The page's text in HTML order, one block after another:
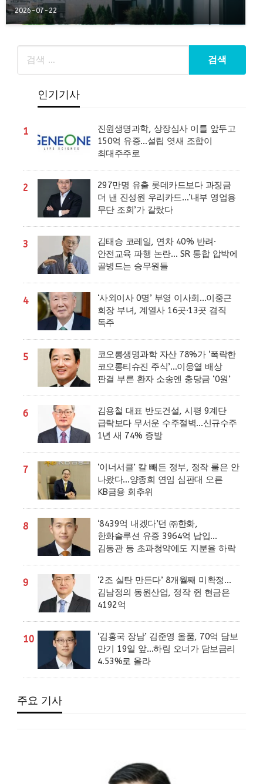
2026-07-22
인기기사
1
진원생명과학, 상장심사 이틀 앞두고
150억 유증…설립 엿새 조합이
최대주주로
2
297만명 유출 롯데카드보다 과징금
더 낸 진성원 우리카드…’내부 영업용
무단 조회’가 갈랐다
3
김태승 코레일, 연차 40% 반려·
안전교육 파행 논란… SR 통합 압박에
골병드는 승무원들
4
‘사외이사 0명’ 부영 이사회…이중근
회장 부녀, 계열사 16곳·13곳 겸직
독주
5
코오롱생명과학 자산 78%가 ‘폭락한
코오롱티슈진 주식’…이웅열 배상
판결 부른 환자 소송엔 충당금 ‘0원’
6
김용철 대표 반도건설, 시평 9계단
급락보다 무서운 수주절벽…신규수주
1년 새 74% 증발
7
‘이너서클’ 칼 빼든 정부, 정작 룰은 안
나왔다…양종희 연임 심판대 오른
KB금융 회추위
8
‘8439억 내겠다’던 ㈜한화,
한화솔루션 유증 3964억 납입…
김동관 등 초과청약에도 지분율 하락
9
‘2조 실탄 만든다’ 8개월째 미확정…
김남정의 동원산업, 정작 쥔 현금은
4192억
10
‘김홍국 장남’ 김준영 올품, 70억 담보
만기 19일 앞…하림 오너가 담보금리
4.53%로 올라
주요 기사